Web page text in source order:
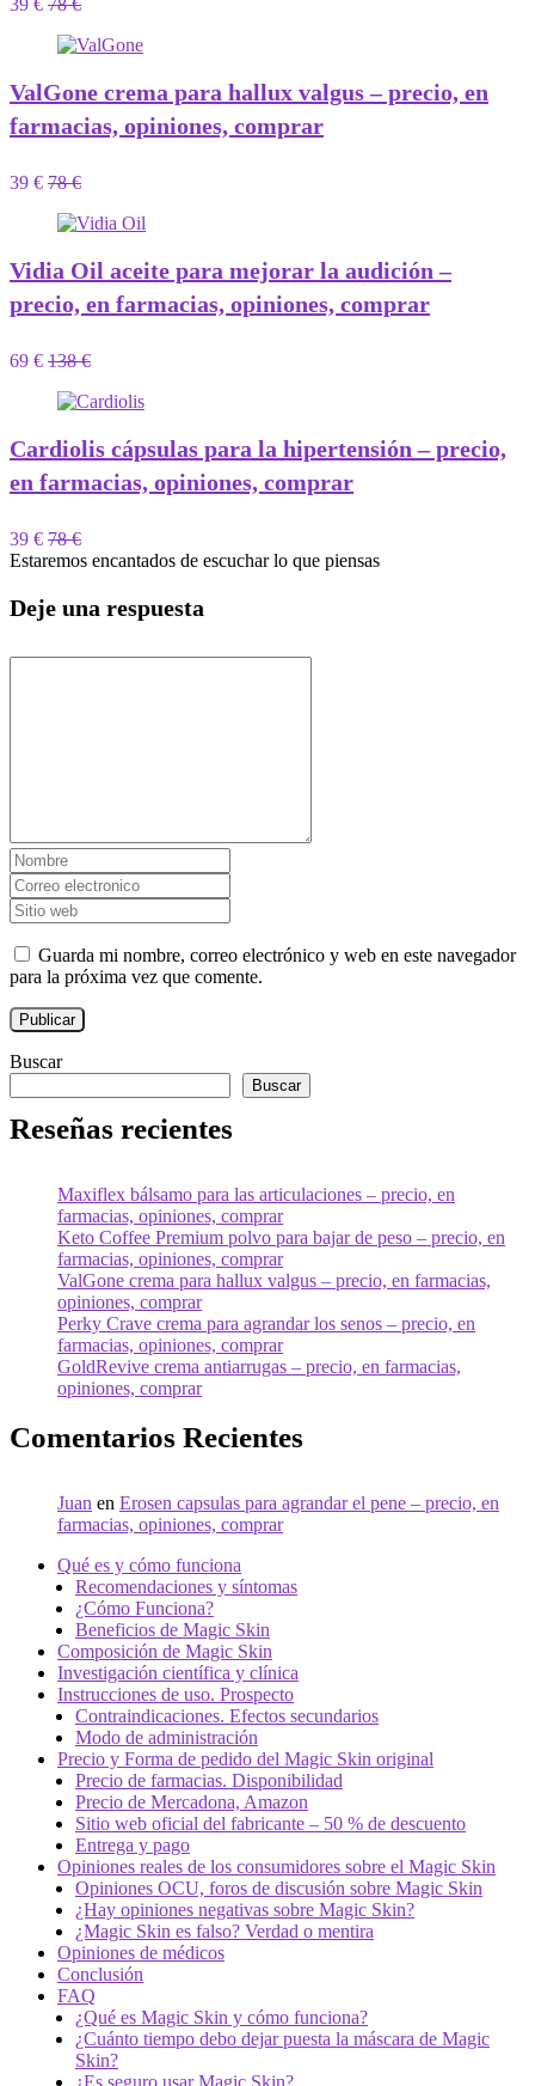
39 € 78 €
ValGone crema para hallux valgus – precio, en
farmacias, opiniones, comprar
39 € 78 €
Vidia Oil aceite para mejorar la audición –
precio, en farmacias, opiniones, comprar
69 € 138 €
Cardiolis cápsulas para la hipertensión – precio,
en farmacias, opiniones, comprar
39 € 78 €
Estaremos encantados de escuchar lo que piensas
Deje una respuesta
Guarda mi nombre, correo electrónico y web en este navegador
para la próxima vez que comente.
Buscar
Buscar
Reseñas recientes
Maxiflex bálsamo para las articulaciones – precio, en
farmacias, opiniones, comprar
Keto Coffee Premium polvo para bajar de peso – precio, en
farmacias, opiniones, comprar
ValGone crema para hallux valgus – precio, en farmacias,
opiniones, comprar
Perky Crave crema para agrandar los senos – precio, en
farmacias, opiniones, comprar
GoldRevive crema antiarrugas – precio, en farmacias,
opiniones, comprar
Comentarios Recientes
Juan en Erosen capsulas para agrandar el pene – precio, en
farmacias, opiniones, comprar
Qué es y cómo funciona
Recomendaciones y síntomas
¿Cómo Funciona?
Beneficios de Magic Skin
Composición de Magic Skin
Investigación científica y clínica
Instrucciones de uso. Prospecto
Contraindicaciones. Efectos secundarios
Modo de administración
Precio y Forma de pedido del Magic Skin original
Precio de farmacias. Disponibilidad
Precio de Mercadona, Amazon
Sitio web oficial del fabricante – 50 % de descuento
Entrega y pago
Opiniones reales de los consumidores sobre el Magic Skin
Opiniones OCU, foros de discusión sobre Magic Skin
¿Hay opiniones negativas sobre Magic Skin?
¿Magic Skin es falso? Verdad o mentira
Opiniones de médicos
Conclusión
FAQ
¿Qué es Magic Skin y cómo funciona?
¿Cuánto tiempo debo dejar puesta la máscara de Magic
Skin?
¿Es seguro usar Magic Skin?